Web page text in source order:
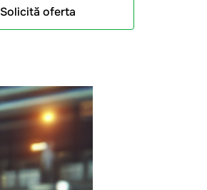
Solicită oferta